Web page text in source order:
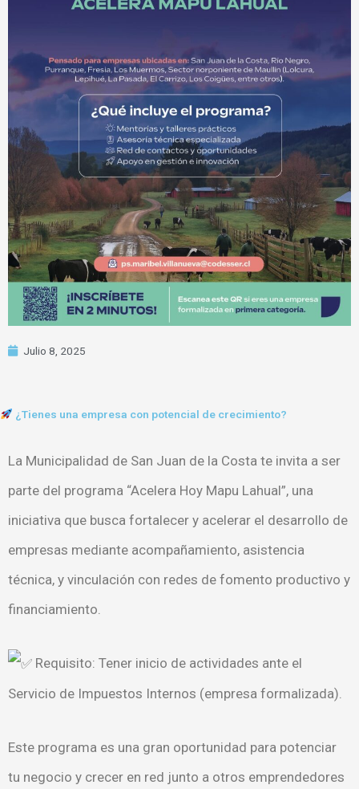
Julio 8, 2025
¿Tienes una empresa con potencial de crecimiento?
La Municipalidad de San Juan de la Costa te invita a ser
parte del programa “Acelera Hoy Mapu Lahual”, una
iniciativa que busca fortalecer y acelerar el desarrollo de
empresas mediante acompañamiento, asistencia
técnica, y vinculación con redes de fomento productivo y
financiamiento.
Requisito: Tener inicio de actividades ante el
Servicio de Impuestos Internos (empresa formalizada).
Este programa es una gran oportunidad para potenciar
tu negocio y crecer en red junto a otros emprendedores